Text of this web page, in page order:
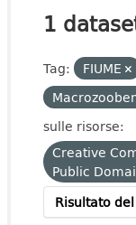
1
Tag: FIUME
sulle risorse:
Creative
Public
Risultato